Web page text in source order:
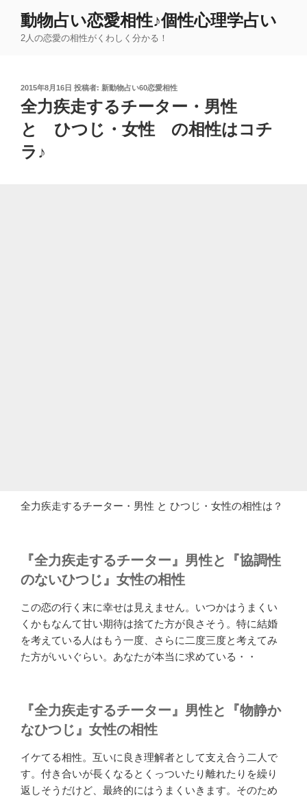
動物占い恋愛相性♪個性心理学占い
2人の恋愛の相性がくわしく分かる！
投
稿
日:
2015年8月16日 投稿者: 新動物占い60恋愛相性
全力疾走するチーター・男性
と ひつじ・女性 の相性はコチ
ラ♪
全力疾走するチーター・男性 と ひつじ・女性の相性は？
『全力疾走するチーター』男性と『協調性
のないひつじ』女性の相性
この恋の行く末に幸せは見えません。いつかはうまくい
くかもなんて甘い期待は捨てた方が良さそう。特に結婚
を考えている人はもう一度、さらに二度三度と考えてみ
た方がいいぐらい。あなたが本当に求めている・・
『全力疾走するチーター』男性と『物静か
なひつじ』女性の相性
イケてる相性。互いに良き理解者として支え合う二人で
す。付き合いが長くなるとくっついたり離れたりを繰り
返しそうだけど、最終的にはうまくいきます。そのため